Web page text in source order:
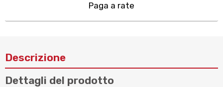
Paga a rate
Descrizione
Dettagli del prodotto